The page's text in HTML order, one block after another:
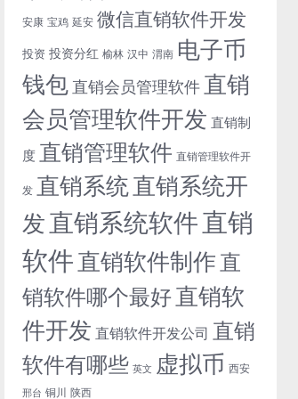
安康 宝鸡 延安 微信直销软件开发
投资 投资分红 榆林 汉中 渭南 电子币
钱包 直销会员管理软件 直销
会员管理软件开发 直销制
度 直销管理软件 直销管理软件开
发 直销系统直销系统开
发直销系统软件直销
软件直销软件制作直
销软件哪个最好直销软
件开发 直销软件开发公司 直销
软件有哪些 英文 虚拟币 西安
邢台 铜川 陕西